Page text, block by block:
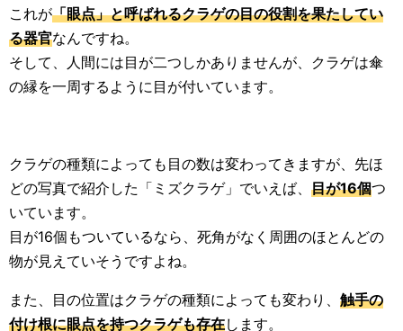
これが「眼点」と呼ばれるクラゲの目の役割を果たしてい
る器官なんですね。
そして、人間には目が二つしかありませんが、クラゲは傘
の縁を一周するように目が付いています。
クラゲの種類によっても目の数は変わってきますが、先ほ
どの写真で紹介した「ミズクラゲ」でいえば、 目が16個つ
いています。
目が16個もついているなら、死角がなく周囲のほとんどの
物が見えていそうですよね。
また、目の位置はクラゲの種類によっても変わり、 触手の
付け根に眼点を持つクラゲも存在します。